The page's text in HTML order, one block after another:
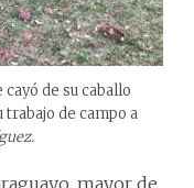
de su caballo
trabajo de campo a
mayor de